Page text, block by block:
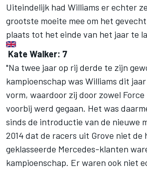
Uiteindelijk had Williams er echter
grootste moeite mee om het
plaats tot het einde van het jaar te
Kate Walker: 7
"Na twee jaar op rij derde te zijn
kampioenschap was Williams dit
vorm, waardoor zij door zowel Force
voorbij werd gegaan. Het was
sinds de introductie van de nieuwe
2014 dat de racers uit Grove niet de
geklasseerde Mercedes-klanten
kampioenschap. Er waren ook niet